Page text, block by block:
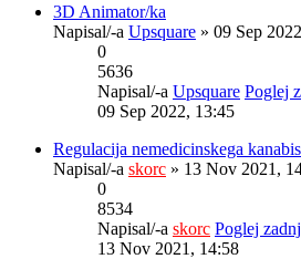
3D Animator/ka
Napisal/-a Upsquare » 09 Sep
0
5636
Napisal/-a Upsquare Poglej
09 Sep 2022, 13:45
Regulacija nemedicinskega
Napisal/-a skorc » 13 Nov 2021,
0
8534
Napisal/-a skorc Poglej
13 Nov 2021, 14:58